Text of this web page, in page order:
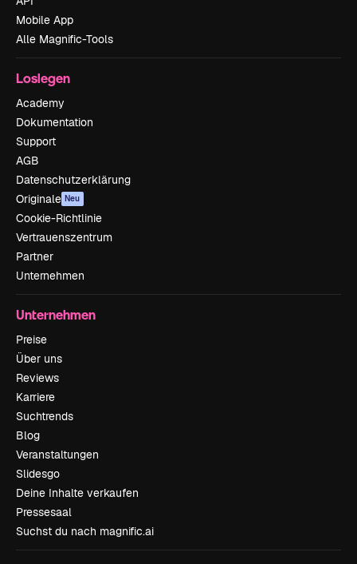
Mobile App
Alle Magnific-Tools
Loslegen
Academy
Dokumentation
Support
AGB
Datenschutzerklärung
Originale Neu
Cookie-Richtlinie
Vertrauenszentrum
Partner
Unternehmen
Unternehmen
Preise
Über uns
Reviews
Karriere
Suchtrends
Blog
Veranstaltungen
Slidesgo
Deine Inhalte verkaufen
Pressesaal
Suchst du nach magnific.ai